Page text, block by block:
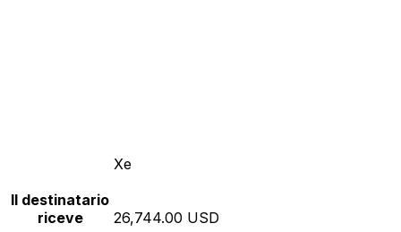
Xe
Il destinatario
riceve
26,744.00 USD